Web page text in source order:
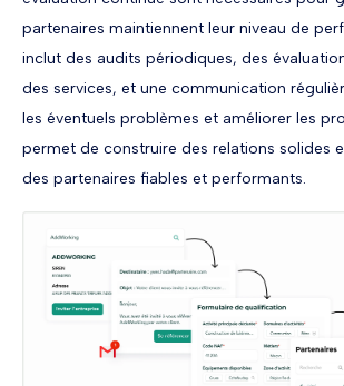
partenaires maintiennent leur niveau de
inclut des audits périodiques, des
des services, et une communication
les éventuels problèmes et améliorer les
permet de construire des relations solides
des partenaires fiables et performants.